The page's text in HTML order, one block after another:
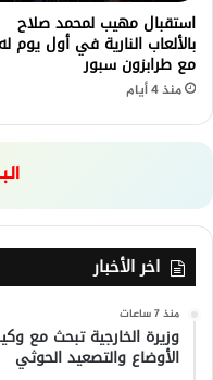
استقبال مهيب لمحمد صلاح
بالألعاب النارية في أول يوم له
مع طرابزون سبور
منذ 4 أيام
اخر الأخبار
منذ 7 ساعات
وزيرة الخارجية تبحث مع
الأوضاع والتصعيد الحوثي